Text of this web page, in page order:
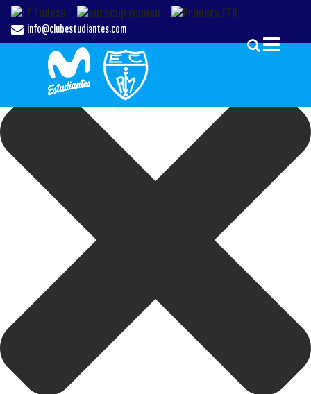
Gestionar el Consentimiento de las Cookies
info@clubestudiantes.com